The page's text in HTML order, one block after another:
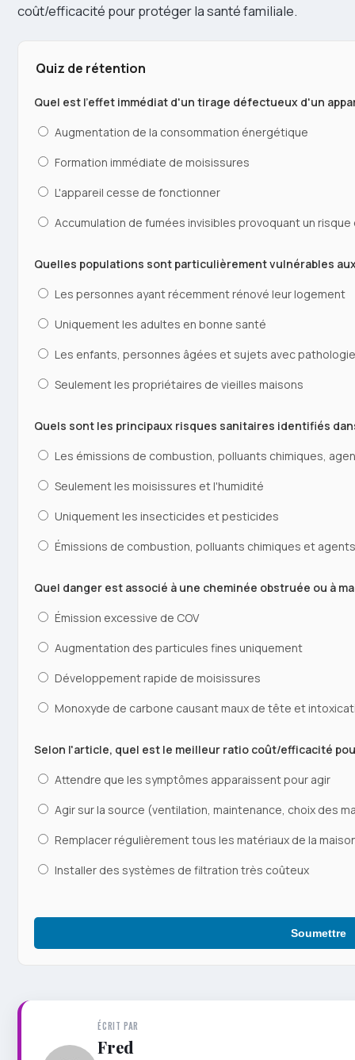
coût/efficacité pour protéger la santé familiale.
Quiz de rétention
Quel est l'effet immédiat d'un tirage défectueux d'un
Augmentation de la consommation énergétique
Formation immédiate de moisissures
L'appareil cesse de fonctionner
Accumulation de fumées invisibles provoquant un
Quelles populations sont particulièrement vulnérables
Les personnes ayant récemment rénové leur logement
Uniquement les adultes en bonne santé
Les enfants, personnes âgées et sujets avec
Seulement les propriétaires de vieilles maisons
Quels sont les principaux risques sanitaires identifiés
Les émissions de combustion, polluants chimiques,
Seulement les moisissures et l'humidité
Uniquement les insecticides et pesticides
Émissions de combustion, polluants chimiques et
Quel danger est associé à une cheminée obstruée ou à
Émission excessive de COV
Augmentation des particules fines uniquement
Développement rapide de moisissures
Monoxyde de carbone causant maux de tête et
Selon l'article, quel est le meilleur ratio coût/efficacité
Attendre que les symptômes apparaissent pour agir
Agir sur la source (ventilation, maintenance, choix des
Remplacer régulièrement tous les matériaux de la
Installer des systèmes de filtration très coûteux
Soumettre
ÉCRIT PAR
Fred